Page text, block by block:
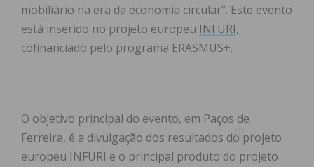
mobiliário na era da economia circular”. Este evento
está inserido no projeto europeu INFURI,
cofinanciado pelo programa ERASMUS+.
O objetivo principal do evento, em Paços de
Ferreira, é a divulgação dos resultados do projeto
europeu INFURI e o principal produto do projeto